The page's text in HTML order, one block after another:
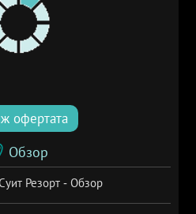
офертата
Обзор
Резорт - Обзор